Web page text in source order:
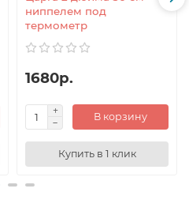
ниппелем под
термометр
1680р.
В корзину
Купить в 1 клик